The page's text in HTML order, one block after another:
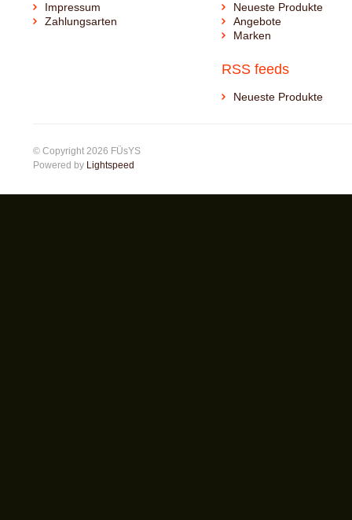
Impressum
Zahlungsarten
Neueste Produkte
Angebote
Marken
RSS feeds
Neueste Produkte
© Copyright 2026 FÜsYS
Powered by Lightspeed